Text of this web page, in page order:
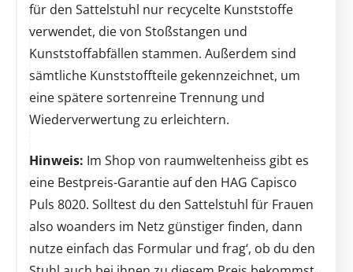
für den Sattelstuhl nur recycelte Kunststoffe
verwendet, die von Stoßstangen und
Kunststoffabfällen stammen. Außerdem sind
sämtliche Kunststoffteile gekennzeichnet, um
eine spätere sortenreine Trennung und
Wiederverwertung zu erleichtern.
Hinweis: Im Shop von raumweltenheiss gibt es
eine Bestpreis-Garantie auf den HAG Capisco
Puls 8020. Solltest du den Sattelstuhl für Frauen
also woanders im Netz günstiger finden, dann
nutze einfach das Formular und frag‘, ob du den